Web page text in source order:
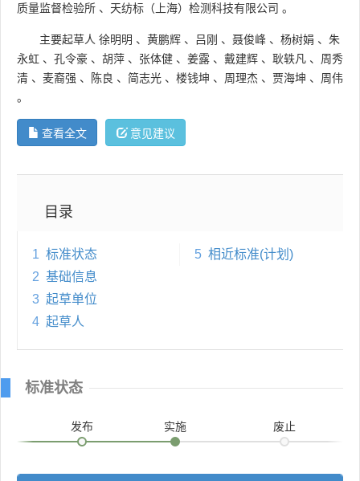
质量监督检验所 、 天纺标（上海）检测科技有限公司 。
主要起草人 徐明明 、 黄鹏辉 、 吕刚 、 聂俊峰 、 杨树娟 、 朱
永虹 、 孔令豪 、 胡萍 、 张体健 、 姜露 、 戴建辉 、 耿轶凡 、 周秀
清 、 麦裔强 、 陈良 、 简志光 、 楼钱坤 、 周理杰 、 贾海坤 、 周伟
。
查看全文 意见建议
目录
1 标准状态
2 基础信息
3 起草单位
4 起草人
5 相近标准(计划)
标准状态
发布 实施 废止